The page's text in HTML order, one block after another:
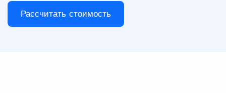
Рассчитать стоимость